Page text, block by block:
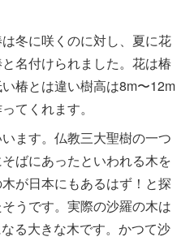
冬に咲くのに対し、夏に花
名付けられました。花は椿
椿とは違い樹高は8m〜12m
てくれます。
ます。仏教三大聖樹の一つ
ばにあったといわれる木を
が日本にもあるはず！と探
うです。実際の沙羅の木は
る大きな木です。かつて沙